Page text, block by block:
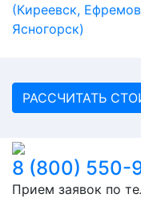
(Киреевск,
Ясногорск)
РАССЧИТАТЬ
8 (800) 550-
Прием заявок по